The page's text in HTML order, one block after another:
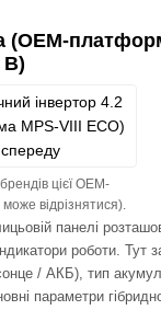
(OEM-
В)
цієї OEM-
відрізнятися).
панелі
роботи.
/ АКБ), тип
параметри